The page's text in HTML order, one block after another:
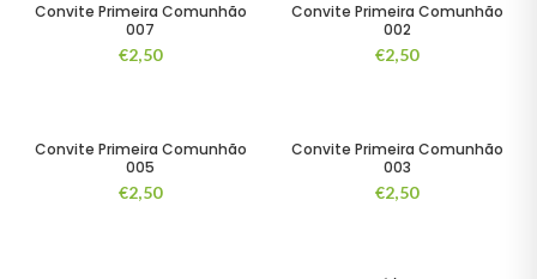
Convite Primeira Comunhão
007
€2,50
Convite Primeira Comunhão
002
€2,50
Convite Primeira Comunhão
005
€2,50
Convite Primeira Comunhão
003
€2,50